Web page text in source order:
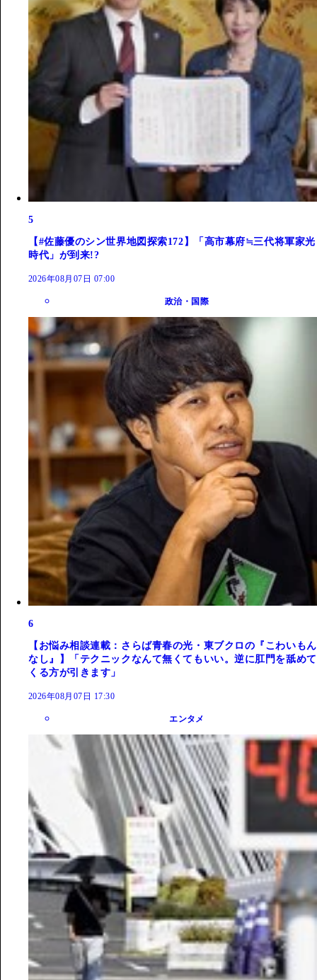
5
【#佐藤優のシン世界地図探索172】「高市幕府≒三代将軍家光
時代」が到来!?
2026年08月07日 07:00
政治・国際
6
【お悩み相談連載：さらば青春の光・東ブクロの『こわいもん
なし』】「テクニックなんて無くてもいい。逆に肛門を舐めて
くる方が引きます」
2026年08月07日 17:30
エンタメ